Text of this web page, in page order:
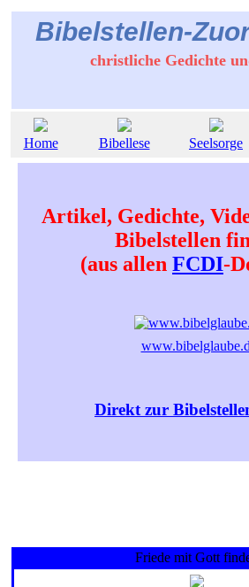
Bibelstellen-
christliche Gedichte
Home Bibellese Seelsorge
Artikel, Gedichte,
Bibelstellen
(aus allen FCDI-
Direkt zur
Friede mit Gott